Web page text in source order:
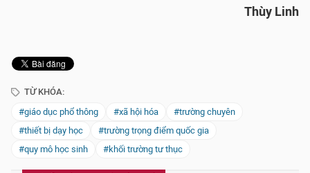
Thùy Linh
TỪ KHÓA:
#giáo dục phổ thông
#xã hội hóa
#trường chuyên
#thiết bị dạy học
#trường trọng điểm quốc gia
#quy mô học sinh
#khối trường tư thục